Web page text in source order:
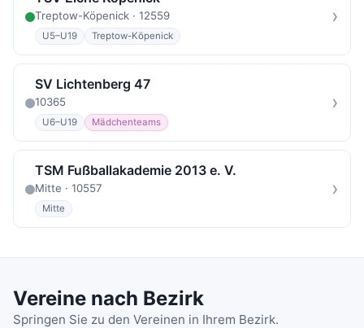
Treptow-Köpenick · 12559
U5–U19 Treptow-Köpenick
›
SV Lichtenberg 47
10365
U6–U19 Mädchenteams
›
TSM Fußballakademie 2013 e. V.
Mitte · 10557
Mitte
›
Vereine nach Bezirk
Springen Sie zu den Vereinen in Ihrem Bezirk.